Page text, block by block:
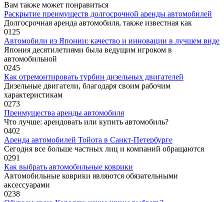
Вам также может понравиться
Раскрытие преимуществ долгосрочной аренды автомобилей
Долгосрочная аренда автомобиля, также известная как
0125
Автомобили из Японии: качество и инновации в лучшем виде
Япония десятилетиями была ведущим игроком в
автомобильной
0245
Как отремонтировать турбин дизельных двигателей
Дизельные двигатели, благодаря своим рабочим
характеристикам
0273
Преимущества аренды автомобиля
Что лучше: арендовать или купить автомобиль?
0402
Аренда автомобилей Тойота в Санкт-Петербурге
Сегодня все больше частных лиц и компаний обращаются
0291
Как выбрать автомобильные коврики
Автомобильные коврики являются обязательными
аксессуарами
0238